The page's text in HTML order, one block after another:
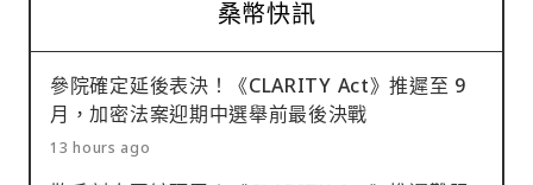
桑幣快訊
參院確定延後表決！《CLARITY Act》推遲至 9
月，加密法案迎期中選舉前最後決戰
13 hours ago